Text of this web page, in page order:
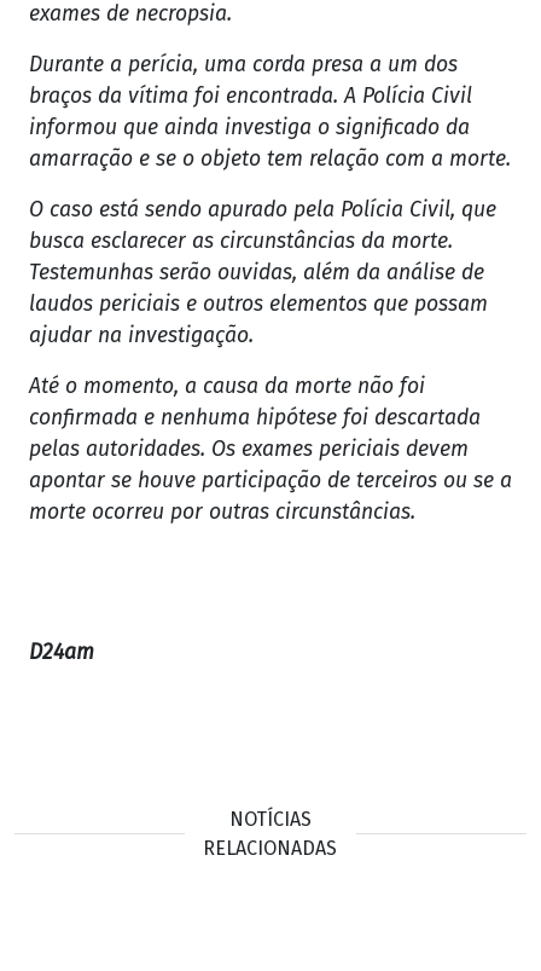
exames de necropsia.
Durante a perícia, uma corda presa a um dos
braços da vítima foi encontrada. A Polícia Civil
informou que ainda investiga o significado da
amarração e se o objeto tem relação com a morte.
O caso está sendo apurado pela Polícia Civil, que
busca esclarecer as circunstâncias da morte.
Testemunhas serão ouvidas, além da análise de
laudos periciais e outros elementos que possam
ajudar na investigação.
Até o momento, a causa da morte não foi
confirmada e nenhuma hipótese foi descartada
pelas autoridades. Os exames periciais devem
apontar se houve participação de terceiros ou se a
morte ocorreu por outras circunstâncias.
D24am
NOTÍCIAS
RELACIONADAS